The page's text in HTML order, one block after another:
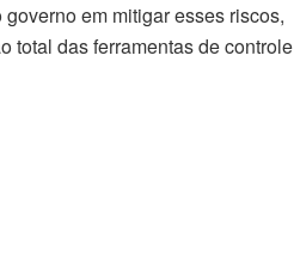
em mitigar esses riscos,
total das ferramentas de controle